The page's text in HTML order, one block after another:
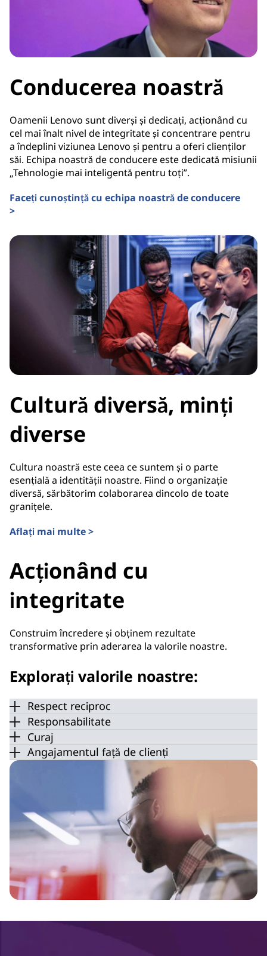
Conducerea noastră
Oamenii Lenovo sunt diverși și dedicați, acționând cu
cel mai înalt nivel de integritate și concentrare pentru
a îndeplini viziunea Lenovo și pentru a oferi clienților
săi. Echipa noastră de conducere este dedicată misiunii
„Tehnologie mai inteligentă pentru toți”.
Faceți cunoștință cu echipa noastră de conducere
>
Cultură diversă, minți
diverse
Cultura noastră este ceea ce suntem și o parte
esențială a identității noastre. Fiind o organizație
diversă, sărbătorim colaborarea dincolo de toate
granițele.
Aflați mai multe >
Acționând cu
integritate
Construim încredere și obținem rezultate
transformative prin aderarea la valorile noastre.
Explorați valorile noastre:
Respect reciproc
Responsabilitate
Curaj
Angajamentul față de clienți